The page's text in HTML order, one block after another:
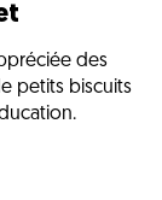
des
petits biscuits